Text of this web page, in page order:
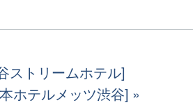
ストリームホテル]
ホテルメッツ渋谷]